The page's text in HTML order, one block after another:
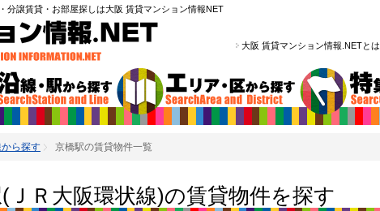
分譲賃貸・お部屋探しは大阪 賃貸マンション情報NET
大阪 賃貸マンション情報.NETとは
ら探す 京橋駅の賃貸物件一覧
ＪＲ大阪環状線)の賃貸物件を探す